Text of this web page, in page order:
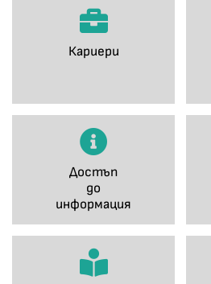
Кариери
Достъп
до
информация